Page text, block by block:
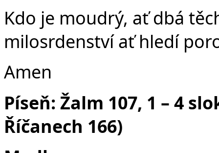
Kdo je moudrý, ať dbá
milosrdenství ať hledí
Amen
Píseň: Žalm 107, 1 – 4
Říčanech 166)